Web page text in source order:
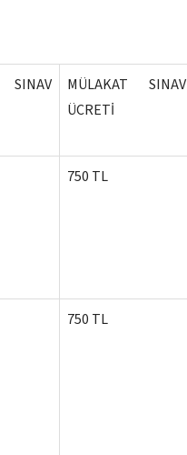
MÜLAKAT SINAV
ÜCRETİ
750 TL
750 TL